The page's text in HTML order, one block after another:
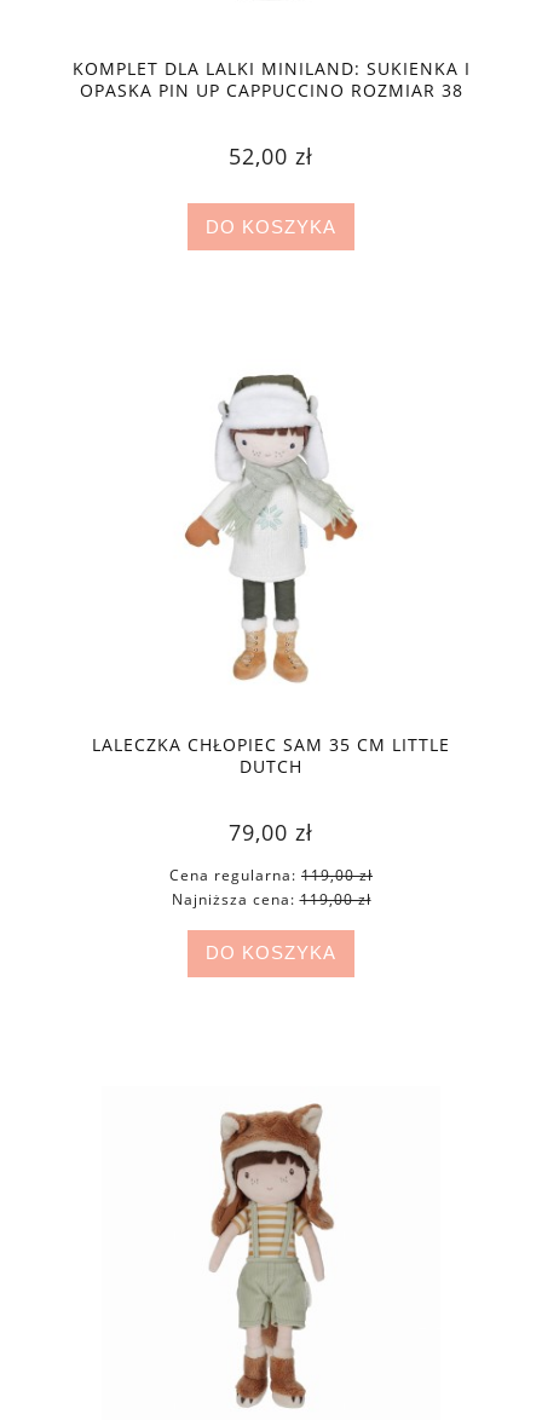
KOMPLET DLA LALKI MINILAND: SUKIENKA I
OPASKA PIN UP CAPPUCCINO ROZMIAR 38
52,00 zł
DO KOSZYKA
LALECZKA CHŁOPIEC SAM 35 CM LITTLE
DUTCH
79,00 zł
Cena regularna: 119,00 zł
Najniższa cena:119,00 zł
DO KOSZYKA